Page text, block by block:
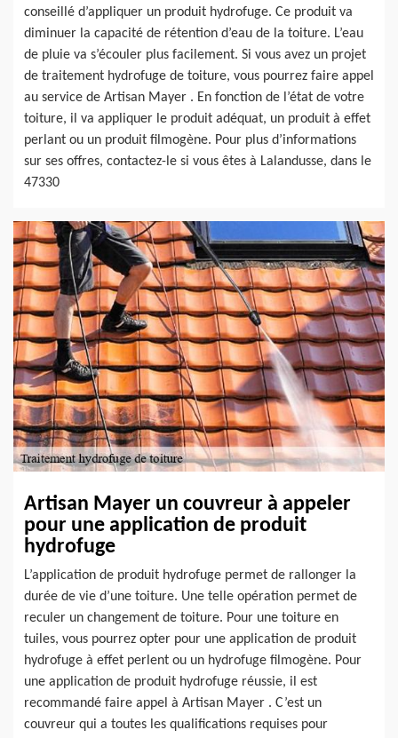
conseillé d’appliquer un produit hydrofuge. Ce produit va
diminuer la capacité de rétention d’eau de la toiture. L’eau
de pluie va s’écouler plus facilement. Si vous avez un projet
de traitement hydrofuge de toiture, vous pourrez faire appel
au service de Artisan Mayer . En fonction de l’état de votre
toiture, il va appliquer le produit adéquat, un produit à effet
perlant ou un produit filmogène. Pour plus d’informations
sur ses offres, contactez-le si vous êtes à Lalandusse, dans le
47330
Artisan Mayer un couvreur à appeler
pour une application de produit
hydrofuge
L’application de produit hydrofuge permet de rallonger la
durée de vie d’une toiture. Une telle opération permet de
reculer un changement de toiture. Pour une toiture en
tuiles, vous pourrez opter pour une application de produit
hydrofuge à effet perlent ou un hydrofuge filmogène. Pour
une application de produit hydrofuge réussie, il est
recommandé faire appel à Artisan Mayer . C’est un
couvreur qui a toutes les qualifications requises pour